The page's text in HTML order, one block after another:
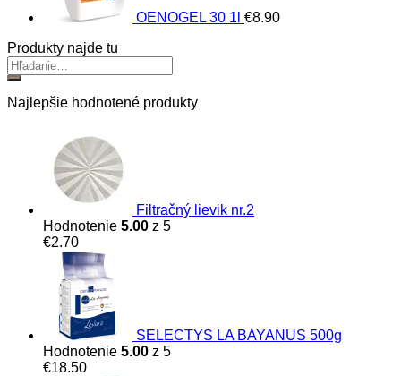
OENOGEL 30 1l €8.90
Produkty najde tu
Najlepšie hodnotené produkty
Filtračný lievik nr.2
Hodnotenie 5.00 z 5
€2.70
SELECTYS LA BAYANUS 500g
Hodnotenie 5.00 z 5
€18.50